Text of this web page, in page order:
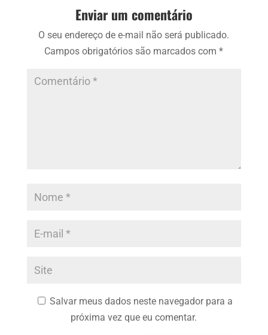
Enviar um comentário
O seu endereço de e-mail não será publicado.
Campos obrigatórios são marcados com*
Salvar meus dados neste navegador para a
próxima vez que eu comentar.